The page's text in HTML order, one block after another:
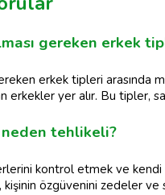
gereken erkek
erkek tipleri arasında
erkekler yer alır. Bu tipler,
tehlikeli?
kontrol etmek ve kendi
özgüvenini zedeler ve